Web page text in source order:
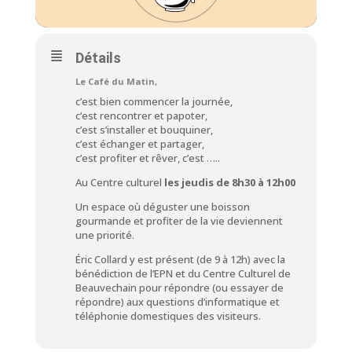
Détails
Le Café du Matin,
c’est bien commencer la journée,
c’est rencontrer et papoter,
c’est s’installer et bouquiner,
c’est échanger et partager,
c’est profiter et rêver, c’est …..
Au Centre culturel les jeudis de 8h30 à 12h00
Un espace où déguster une boisson
gourmande et profiter de la vie deviennent
une priorité.
Éric Collard y est présent (de 9 à 12h) avec la
bénédiction de l’EPN et du Centre Culturel de
Beauvechain pour répondre (ou essayer de
répondre) aux questions d’informatique et
téléphonie domestiques des visiteurs.